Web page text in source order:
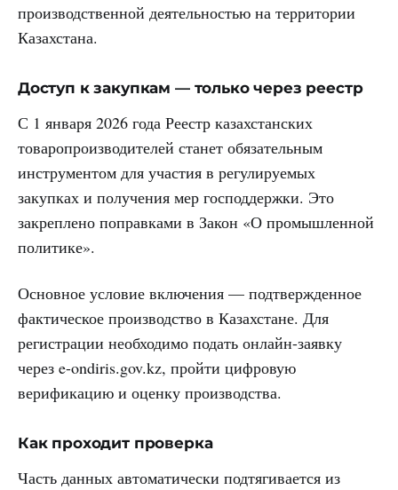
производственной деятельностью на территории
Казахстана.
Доступ к закупкам — только через реестр
С 1 января 2026 года Реестр казахстанских
товаропроизводителей станет обязательным
инструментом для участия в регулируемых
закупках и получения мер господдержки. Это
закреплено поправками в Закон «О промышленной
политике».
Основное условие включения — подтвержденное
фактическое производство в Казахстане. Для
регистрации необходимо подать онлайн-заявку
через e-ondiris.gov.kz, пройти цифровую
верификацию и оценку производства.
Как проходит проверка
Часть данных автоматически подтягивается из